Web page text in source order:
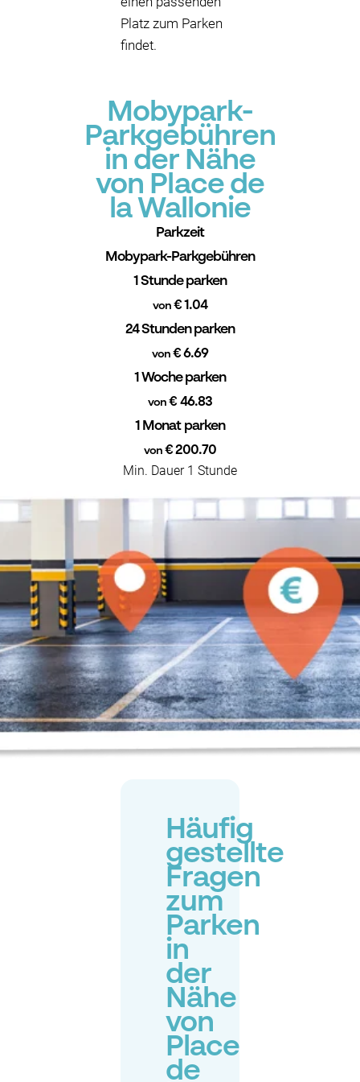
Platz zum Parken
findet.
Mobypark-
Parkgebühren
in der Nähe
von Place de
la Wallonie
Parkzeit
Mobypark-Parkgebühren
1 Stunde parken
von€ 1.04
24 Stunden parken
von€ 6.69
1 Woche parken
von € 46.83
1 Monat parken
von € 200.70
Min. Dauer 1 Stunde
Häufig
gestellte
Fragen
zum
Parken
in
der
Nähe
von
Place
de